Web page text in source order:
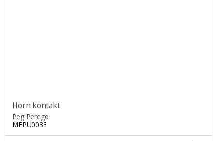
Horn kontakt
Peg Perego
MEPU0033